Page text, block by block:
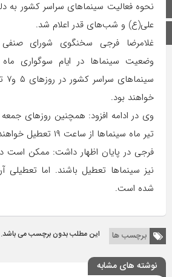
صفحه اصلی
اینستاگرام
نحوه فعالیت سینماهای سراسر کشور به
علی(ع) و شب‌های قدر اعلام شد.
غلامرضا فرجی سخنگوی شورای
وضعیت سینماها در ایام سوگواری
خواهند بود.
وی در ادامه افزود: همچنین روزهای
تیر ماه سینماها از ساعت ۱۹ تعطیل خواهند شد.
فرجی در پایان اظهار داشت: ممکن است
شده است.
برچسب ها این مطلب بدون برچسب می باشد.
نوشته های مشابه